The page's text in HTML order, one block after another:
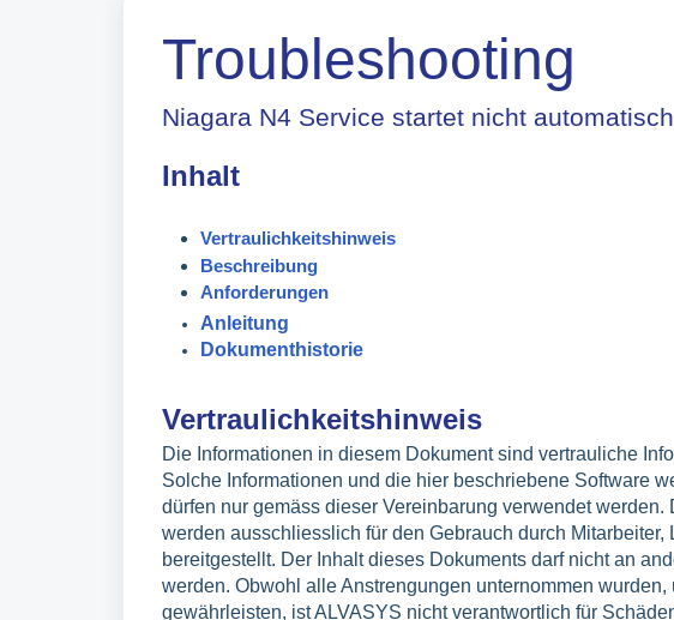
Troubleshooting
Niagara N4 Service startet nicht automatisch
Inhalt
Vertraulichkeitshinweis
Beschreibung
Anforderungen
Anleitung
Dokumenthistorie
Vertraulichkeitshinweis
Die Informationen in diesem Dokument sind vertrauliche
Solche Informationen und die hier beschriebene Software
dürfen nur gemäss dieser Vereinbarung verwendet
werden ausschliesslich für den Gebrauch durch
bereitgestellt. Der Inhalt dieses Dokuments darf nicht an
werden. Obwohl alle Anstrengungen unternommen
gewährleisten, ist ALVASYS nicht verantwortlich für